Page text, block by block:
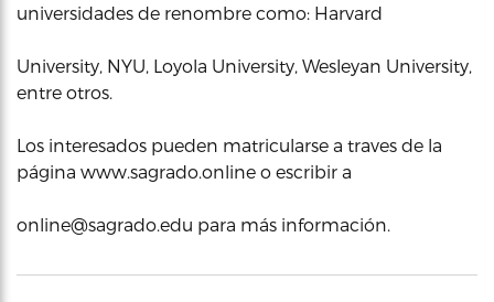
universidades de renombre como: Harvard
University, NYU, Loyola University, Wesleyan University,
entre otros.
Los interesados pueden matricularse a traves de la
página www.sagrado.online o escribir a
online@sagrado.edu para más información.